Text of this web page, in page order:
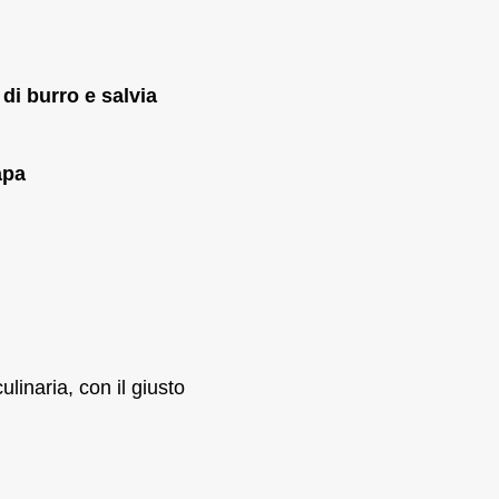
burro e salvia
con il giusto